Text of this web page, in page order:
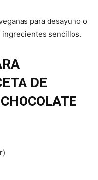
para desayuno o
ingredientes sencillos.
DE